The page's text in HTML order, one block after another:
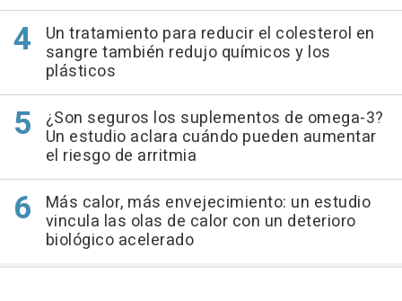
Un tratamiento para reducir el colesterol en
sangre también redujo químicos y los
plásticos
¿Son seguros los suplementos de omega-3?
Un estudio aclara cuándo pueden aumentar
el riesgo de arritmia
Más calor, más envejecimiento: un estudio
vincula las olas de calor con un deterioro
biológico acelerado